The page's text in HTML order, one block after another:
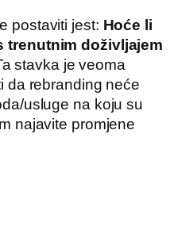
postaviti jest: Hoće li
trenutnim doživljajem
stavka je veoma
da rebranding neće
usluge na koju su
najavite promjene